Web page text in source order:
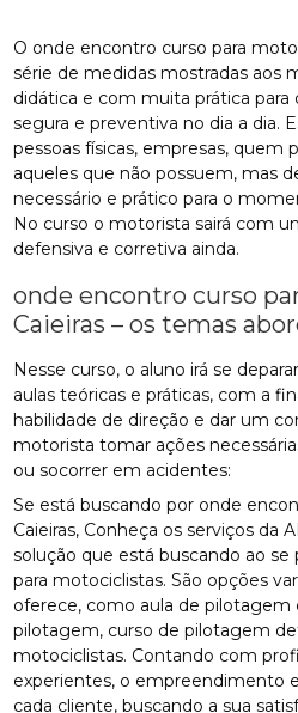
O onde encontro curso para
série de medidas mostradas aos
didática e com muita prática
segura e preventiva no dia a dia.
pessoas físicas, empresas, quem
aqueles que não possuem, mas
necessário e prático para o
No curso o motorista sairá com
defensiva e corretiva ainda.
onde encontro curso
Caieiras – os temas
Nesse curso, o aluno irá se
aulas teóricas e práticas, com a
habilidade de direção e dar um
motorista tomar ações
ou socorrer em acidentes:
Se está buscando por onde
Caieiras, Conheça os serviços da
solução que está buscando ao se
para motociclistas. São opções
oferece, como aula de pilotagem
pilotagem, curso de pilotagem
motociclistas. Contando com
experientes, o empreendimento
cada cliente, buscando a sua